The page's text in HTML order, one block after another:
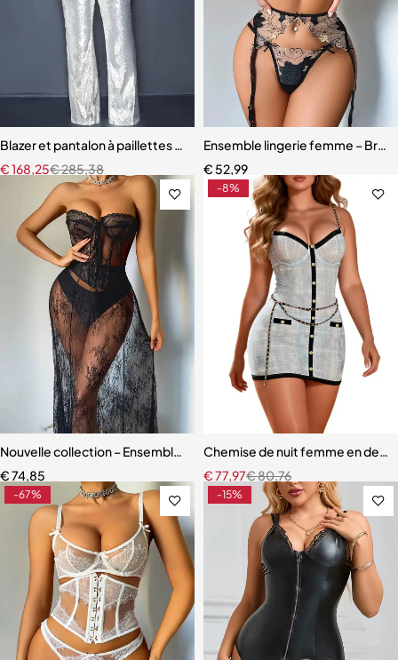
Blazer et pantalon à paillettes pour femmes
€285,38
€168,25
Ensemble lingerie femme –
€ 52,99
Nouvelle collection – Ensemble lingerie 3 pièces élégant et moderne
€74,85
-8%
Chemise de nuit femme en
€80,76
€77,97
-67% -15%